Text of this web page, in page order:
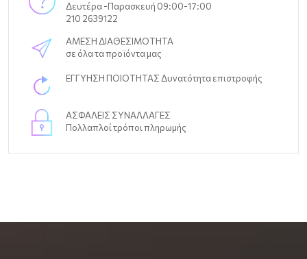
Δευτέρα -Παρασκευή 09:00-17:00
210 2639122
ΑΜΕΣΗ ΔΙΑΘΕΣΙΜΟΤΗΤΑ
σε όλα τα προϊόντα μας
ΕΓΓΥΗΣΗ ΠΟΙΟΤΗΤΑΣ Δυνατότητα επιστροφής
ΑΣΦΑΛΕΙΣ ΣΥΝΑΛΛΑΓΕΣ
Πολλαπλοί τρόποι πληρωμής